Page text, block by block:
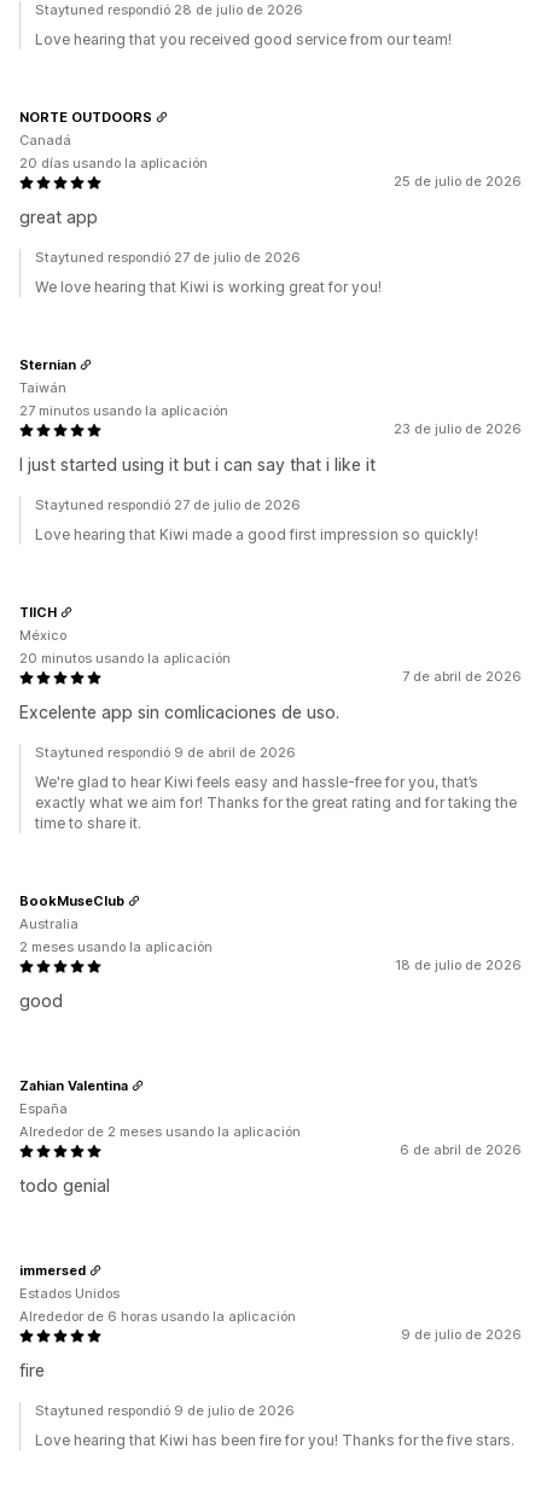
Staytuned respondió 28 de julio de 2026
Love hearing that you received good service from our team!
25 de julio de 2026
great app
NORTE OUTDOORS
Canadá
20 días usando la aplicación
Staytuned respondió 27 de julio de 2026
We love hearing that Kiwi is working great for you!
23 de julio de 2026
I just started using it but i can say that i like it
Sternian
Taiwán
27 minutos usando la aplicación
Staytuned respondió 27 de julio de 2026
Love hearing that Kiwi made a good first impression so quickly!
7 de abril de 2026
Excelente app sin comlicaciones de uso.
TIICH
México
20 minutos usando la aplicación
Staytuned respondió 9 de abril de 2026
We're glad to hear Kiwi feels easy and hassle-free for you, that’s
exactly what we aim for! Thanks for the great rating and for taking the
time to share it.
18 de julio de 2026
good
BookMuseClub
Australia
2 meses usando la aplicación
6 de abril de 2026
todo genial
Zahian Valentina
España
Alrededor de 2 meses usando la aplicación
9 de julio de 2026
fire
immersed
Estados Unidos
Alrededor de 6 horas usando la aplicación
Staytuned respondió 9 de julio de 2026
Love hearing that Kiwi has been fire for you! Thanks for the five stars.